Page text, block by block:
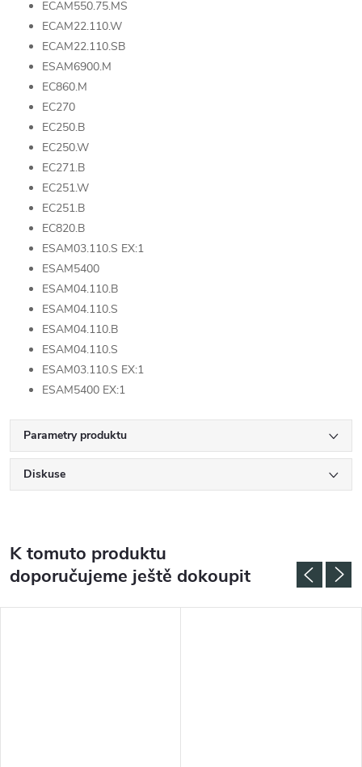
ECAM550.75.MS
ECAM22.110.W
ECAM22.110.SB
ESAM6900.M
EC860.M
EC270
EC250.B
EC250.W
EC271.B
EC251.W
EC251.B
EC820.B
ESAM03.110.S EX:1
ESAM5400
ESAM04.110.B
ESAM04.110.S
ESAM04.110.B
ESAM04.110.S
ESAM03.110.S EX:1
ESAM5400 EX:1
Parametry produktu
Diskuse
K tomuto produktu
doporučujeme ještě dokoupit